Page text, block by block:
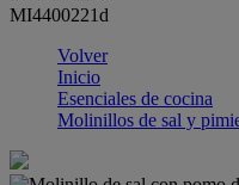
MI4400221d
Volver
Inicio
Esenciales de cocina
Molinillos de sal y